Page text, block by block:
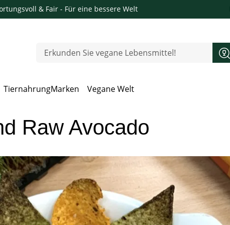
& Fair - Für eine bessere Welt
TiernahrungMarken
Vegane Welt
Raw Avocado